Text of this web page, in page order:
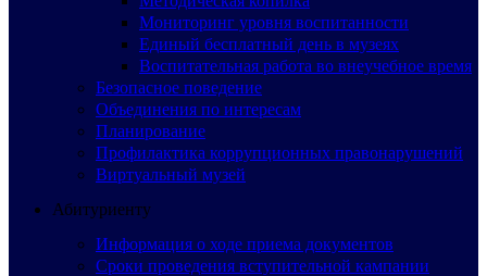
Мониторинг уровня воспитанности
Единый бесплатный день в музеях
Воспитательная работа во внеучебное время
Безопасное поведение
Объединения по интересам
Планирование
Профилактика коррупционных правонарушений
Виртуальный музей
Абитуриенту
Информация о ходе приема документов
Сроки проведения вступительной кампании